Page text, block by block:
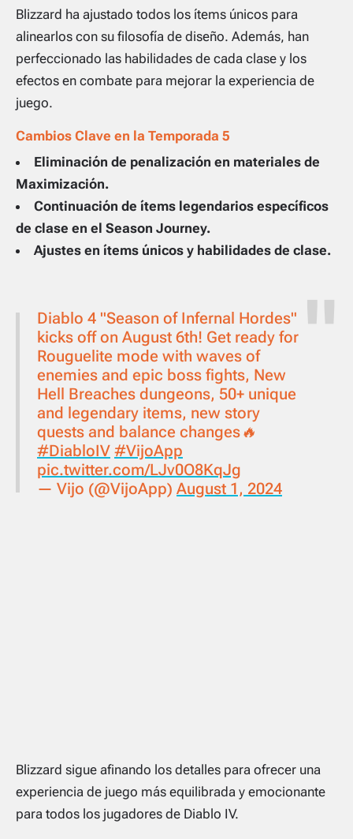
Blizzard ha ajustado todos los ítems únicos para
alinearlos con su filosofía de diseño. Además, han
perfeccionado las habilidades de cada clase y los
efectos en combate para mejorar la experiencia de
juego.
Cambios Clave en la Temporada 5
Eliminación de penalización en materiales de
Maximización.
Continuación de ítems legendarios específicos
de clase en el Season Journey.
Ajustes en ítems únicos y habilidades de clase.
Diablo 4 "Season of Infernal Hordes"
kicks off on August 6th! Get ready for
Rouguelite mode with waves of
enemies and epic boss fights, New
Hell Breaches dungeons, 50+ unique
and legendary items, new story
quests and balance changes🔥
#DiabloIV #VijoApp
pic.twitter.com/LJv0O8KqJg
— Vijo (@VijoApp) August 1, 2024
Blizzard sigue afinando los detalles para ofrecer una
experiencia de juego más equilibrada y emocionante
para todos los jugadores de Diablo IV.